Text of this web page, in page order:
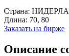
Страна:
Длина: 70, 80
Заказать на бирже
Описание